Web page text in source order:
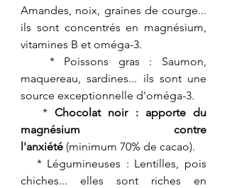
Amandes, noix, graines de courge...
ils sont concentrés en magnésium,
vitamines B et oméga-3.
* Poissons gras : Saumon,
maquereau, sardines... ils sont une
source exceptionnelle d'oméga-3.
* Chocolat noir : apporte du
magnésium contre
l'anxiété (minimum 70% de cacao).
* Légumineuses : Lentilles, pois
chiches... elles sont riches en